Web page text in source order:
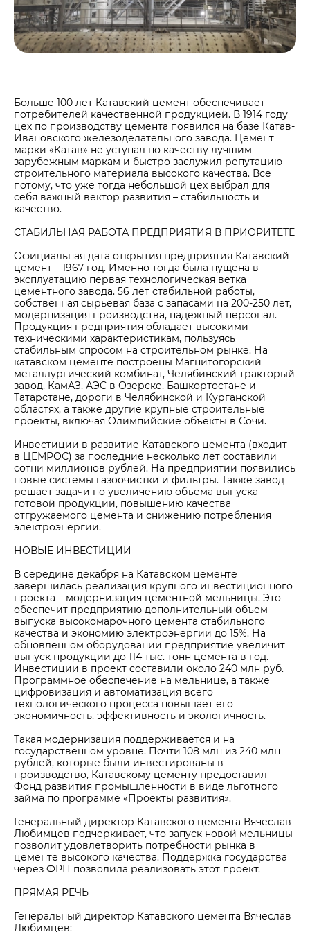
Больше 100 лет Катавский цемент обеспечивает
потребителей качественной продукцией. В 1914 году
цех по производству цемента появился на базе Катав-
Ивановского железоделательного завода. Цемент
марки «Катав» не уступал по качеству лучшим
зарубежным маркам и быстро заслужил репутацию
строительного материала высокого качества. Все
потому, что уже тогда небольшой цех выбрал для
себя важный вектор развития – стабильность и
качество.
СТАБИЛЬНАЯ РАБОТА ПРЕДПРИЯТИЯ В ПРИОРИТЕТЕ
Официальная дата открытия предприятия Катавский
цемент – 1967 год. Именно тогда была пущена в
эксплуатацию первая технологическая ветка
цементного завода. 56 лет стабильной работы,
собственная сырьевая база с запасами на 200-250 лет,
модернизация производства, надежный персонал.
Продукция предприятия обладает высокими
техническими характеристикам, пользуясь
стабильным спросом на строительном рынке. На
катавском цементе построены Магнитогорский
металлургический комбинат, Челябинский тракторый
завод, КамАЗ, АЭС в Озерске, Башкортостане и
Татарстане, дороги в Челябинской и Курганской
областях, а также другие крупные строительные
проекты, включая Олимпийские объекты в Сочи.
Инвестиции в развитие Катавского цемента (входит
в ЦЕМРОС) за последние несколько лет составили
сотни миллионов рублей. На предприятии появились
новые системы газоочистки и фильтры. Также завод
решает задачи по увеличению объема выпуска
готовой продукции, повышению качества
отгружаемого цемента и снижению потребления
электроэнергии.
НОВЫЕ ИНВЕСТИЦИИ
В середине декабря на Катавском цементе
завершилась реализация крупного инвестиционного
проекта – модернизация цементной мельницы. Это
обеспечит предприятию дополнительный объем
выпуска высокомарочного цемента стабильного
качества и экономию электроэнергии до 15%. На
обновленном оборудовании предприятие увеличит
выпуск продукции до 114 тыс. тонн цемента в год.
Инвестиции в проект составили около 240 млн руб.
Программное обеспечение на мельнице, а также
цифровизация и автоматизация всего
технологического процесса повышает его
экономичность, эффективность и экологичность.
Такая модернизация поддерживается и на
государственном уровне. Почти 108 млн из 240 млн
рублей, которые были инвестированы в
производство, Катавскому цементу предоставил
Фонд развития промышленности в виде льготного
займа по программе «Проекты развития».
Генеральный директор Катавского цемента Вячеслав
Любимцев подчеркивает, что запуск новой мельницы
позволит удовлетворить потребности рынка в
цементе высокого качества. Поддержка государства
через ФРП позволила реализовать этот проект.
ПРЯМАЯ РЕЧЬ
Генеральный директор Катавского цемента Вячеслав
Любимцев:
Центры дистрибуции
Реализация ТМЦ и непрофильных активов
Политика в области закупок
В помощь поставщику
Не только цемент
Люди ЦЕМРОСа
Технологии и тренды
Аналитика цементной отрасли
Медиабанк
Пресса о нас
Контакты
Контакты
Контакты для СМИ
Служба доверия